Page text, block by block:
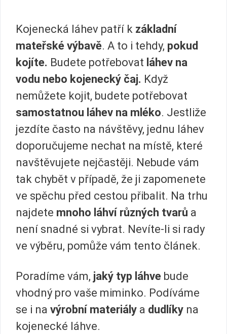
Kojenecká láhev patří k základní
mateřské výbavě. A to i tehdy, pokud
kojíte. Budete potřebovat láhev na
vodu nebo kojenecký čaj. Když
nemůžete kojit, budete potřebovat
samostatnou láhev na mléko. Jestliže
jezdíte často na návštěvy, jednu láhev
doporučujeme nechat na místě, které
navštěvujete nejčastěji. Nebude vám
tak chybět v případě, že ji zapomenete
ve spěchu před cestou přibalit. Na trhu
najdete mnoho láhví různých tvarů a
není snadné si vybrat. Nevíte-li si rady
ve výběru, pomůže vám tento článek.
Poradíme vám, jaký typ láhve bude
vhodný pro vaše miminko. Podíváme
se i na výrobní materiály a dudlíky na
kojenecké láhve.